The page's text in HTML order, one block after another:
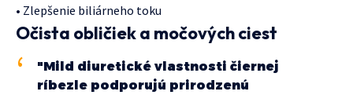
• Zlepšenie biliárneho toku
Očista obličiek a močových ciest
"Mild diuretické vlastnosti čiernej
ríbezle podporujú prirodzenú